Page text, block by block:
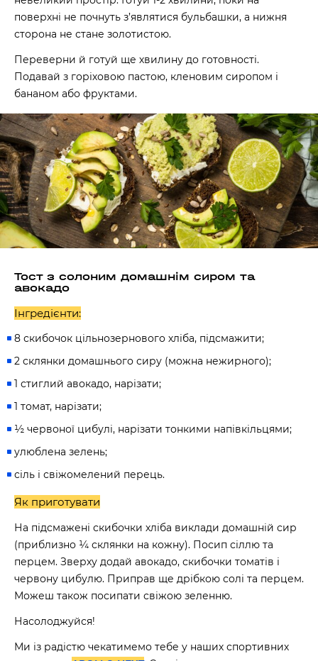
поверхні не почнуть з’являтися бульбашки, а нижня
сторона не стане золотистою.
Переверни й готуй ще хвилину до готовності.
Подавай з горіховою пастою, кленовим сиропом і
бананом або фруктами.
Тост з солоним домашнім сиром та
авокадо
Інгредієнти:
8 скибочок цільнозернового хліба, підсмажити;
2 склянки домашнього сиру (можна нежирного);
1 стиглий авокадо, нарізати;
1 томат, нарізати;
½ червоної цибулі, нарізати тонкими напівкільцями;
улюблена зелень;
сіль і свіжомелений перець.
Як приготувати
На підсмажені скибочки хліба виклади домашній сир
(приблизно ¼ склянки на кожну). Посип сіллю та
перцем. Зверху додай авокадо, скибочки томатів і
червону цибулю. Приправ ще дрібкою солі та перцем.
Можеш також посипати свіжою зеленню.
Насолоджуйся!
Ми із радістю чекатимемо тебе у наших спортивних